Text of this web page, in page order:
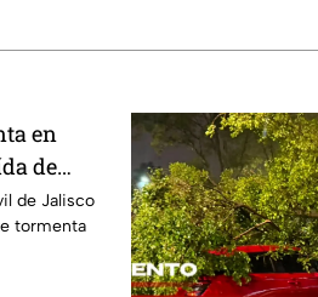
en
de
de Jalisco
tormenta